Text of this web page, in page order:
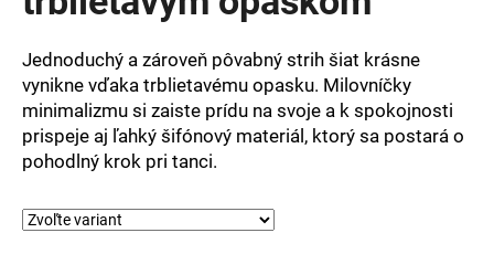
z
hviezdičiek.
Jednoduchý a zároveň pôvabný strih šiat krásne
vynikne vďaka trblietavému opasku. Milovníčky
minimalizmu si zaiste prídu na svoje a k spokojnosti
prispeje aj ľahký šifónový materiál, ktorý sa postará o
pohodlný krok pri tanci.